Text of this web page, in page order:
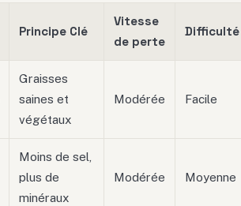
Principe Clé
Vitesse
de perte
Difficulté
Graisses
saines et
végétaux
Modérée Facile
Moins de sel,
plus de
minéraux
Modérée Moyenne